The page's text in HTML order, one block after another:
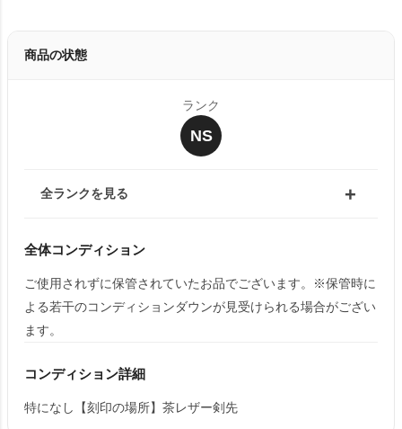
商品の状態
ランク
NS
全ランクを見る
全体コンディション
ご使用されずに保管されていたお品でございます。※保管時に
よる若干のコンディションダウンが見受けられる場合がござい
ます。
コンディション詳細
特になし【刻印の場所】茶レザー剣先